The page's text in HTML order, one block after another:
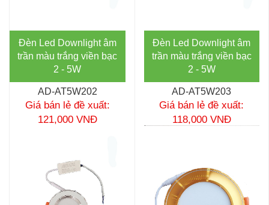
Đèn Led Downlight âm
trần màu trắng viền bạc
2 - 5W
AD-AT5W202
Giá bán lẻ đề xuất:
121,000 VNĐ
Đèn Led Downlight âm
trần màu trắng viền bạc
2 - 5W
AD-AT5W203
Giá bán lẻ đề xuất:
118,000 VNĐ